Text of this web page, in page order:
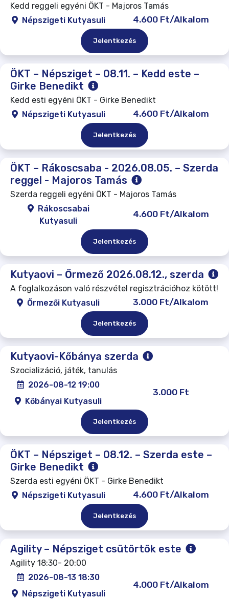
Kedd reggeli egyéni ÖKT - Majoros Tamás
Népszigeti Kutyasuli
4.600 Ft/Alkalom
Jelentkezés
ÖKT – Népsziget – 08.11. – Kedd este –
Girke Benedikt
Kedd esti egyéni ÖKT - Girke Benedikt
Népszigeti Kutyasuli
4.600 Ft/Alkalom
Jelentkezés
ÖKT – Rákoscsaba - 2026.08.05. – Szerda
reggel - Majoros Tamás
Szerda reggeli egyéni ÖKT - Majoros Tamás
Rákoscsabai
Kutyasuli
4.600 Ft/Alkalom
Jelentkezés
Kutyaovi – Őrmező 2026.08.12., szerda
A foglalkozáson való részvétel regisztrációhoz kötött!
Őrmezői Kutyasuli
3.000 Ft/Alkalom
Jelentkezés
Kutyaovi-Kőbánya szerda
Szocializáció, játék, tanulás
2026-08-12 19:00
Kőbányai Kutyasuli
3.000 Ft
Jelentkezés
ÖKT – Népsziget – 08.12. – Szerda este –
Girke Benedikt
Szerda esti egyéni ÖKT - Girke Benedikt
Népszigeti Kutyasuli
4.600 Ft/Alkalom
Jelentkezés
Agility – Népsziget csütörtök este
Agility 18:30- 20:00
2026-08-13 18:30
Népszigeti Kutyasuli
4.000 Ft/Alkalom